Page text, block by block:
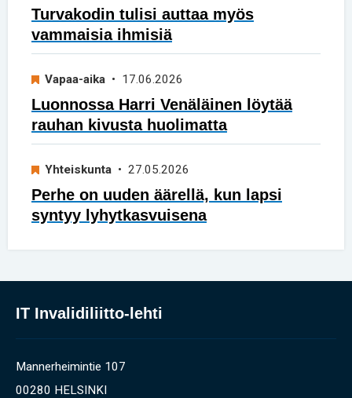
Turvakodin tulisi auttaa myös
vammaisia ihmisiä
Vapaa-aika • 17.06.2026
Luonnossa Harri Venäläinen löytää
rauhan kivusta huolimatta
Yhteiskunta • 27.05.2026
Perhe on uuden äärellä, kun lapsi
syntyy lyhytkasvuisena
IT Invalidiliitto-lehti
Mannerheimintie 107
00280 HELSINKI